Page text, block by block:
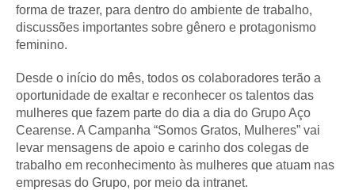
forma de trazer, para dentro do ambiente de trabalho,
discussões importantes sobre gênero e protagonismo
feminino.
Desde o início do mês, todos os colaboradores terão a
oportunidade de exaltar e reconhecer os talentos das
mulheres que fazem parte do dia a dia do Grupo Aço
Cearense. A Campanha “Somos Gratos, Mulheres” vai
levar mensagens de apoio e carinho dos colegas de
trabalho em reconhecimento às mulheres que atuam nas
empresas do Grupo, por meio da intranet.